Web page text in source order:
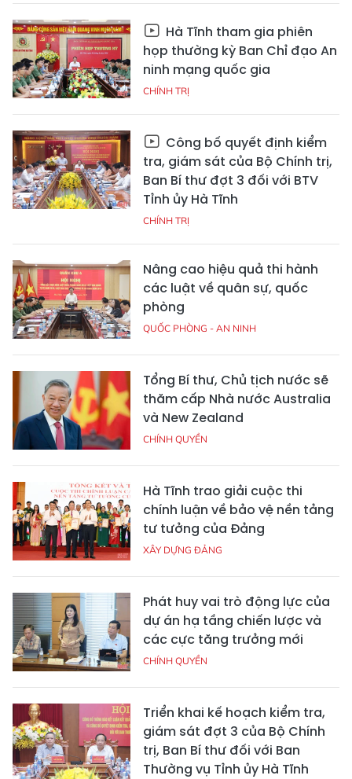
Hà Tĩnh tham gia phiên
họp thường kỳ Ban Chỉ đạo An
ninh mạng quốc gia
CHÍNH TRỊ
Công bố quyết định kiểm
tra, giám sát của Bộ Chính trị,
Ban Bí thư đợt 3 đối với BTV
Tỉnh ủy Hà Tĩnh
CHÍNH TRỊ
Nâng cao hiệu quả thi hành
các luật về quân sự, quốc
phòng
QUỐC PHÒNG - AN NINH
Tổng Bí thư, Chủ tịch nước sẽ
thăm cấp Nhà nước Australia
và New Zealand
CHÍNH QUYỀN
Hà Tĩnh trao giải cuộc thi
chính luận về bảo vệ nền tảng
tư tưởng của Đảng
XÂY DỰNG ĐẢNG
Phát huy vai trò động lực của
dự án hạ tầng chiến lược và
các cực tăng trưởng mới
CHÍNH QUYỀN
Triển khai kế hoạch kiểm tra,
giám sát đợt 3 của Bộ Chính
trị, Ban Bí thư đối với Ban
Thường vụ Tỉnh ủy Hà Tĩnh